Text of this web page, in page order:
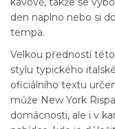
den naplno nebo si
tempa.
Velkou předností
stylu typického
oficiálního textu
může New York
domácnosti, ale i v